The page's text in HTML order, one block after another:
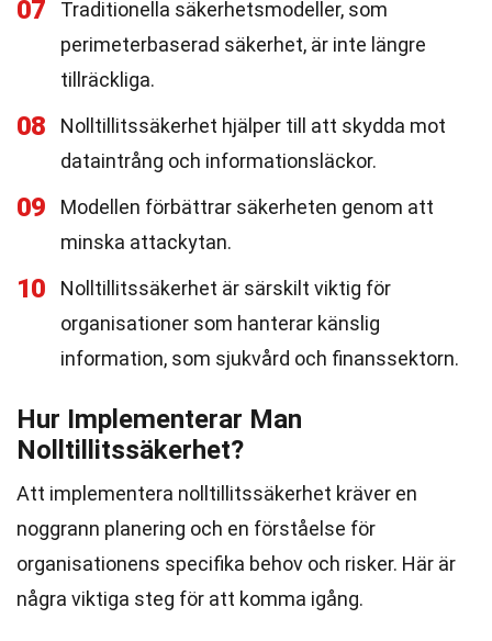
07
Traditionella säkerhetsmodeller, som
perimeterbaserad säkerhet, är inte längre
tillräckliga.
08
Nolltillitssäkerhet hjälper till att skydda mot
dataintrång och informationsläckor.
09
Modellen förbättrar säkerheten genom att
minska attackytan.
10
Nolltillitssäkerhet är särskilt viktig för
organisationer som hanterar känslig
information, som sjukvård och finanssektorn.
Hur Implementerar Man
Nolltillitssäkerhet?
Att implementera nolltillitssäkerhet kräver en
noggrann planering och en förståelse för
organisationens specifika behov och risker. Här är
några viktiga steg för att komma igång.